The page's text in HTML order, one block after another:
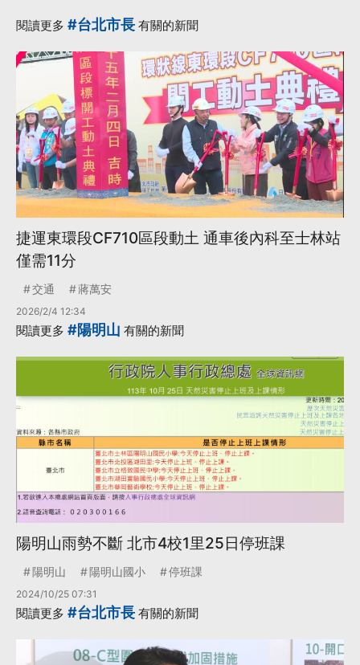
閱讀更多 #台北市長 有關的新聞
捷運東環段CF710區段動土 通車後內科至士林站
僅需11分
交通 蔣萬安
2026/2/4 12:34
閱讀更多 #陽明山 有關的新聞
陽明山雨勢不斷 北市4校1里25日停班課
陽明山 陽明山國小 停班課
2024/10/25 07:31
閱讀更多 #台北市長 有關的新聞